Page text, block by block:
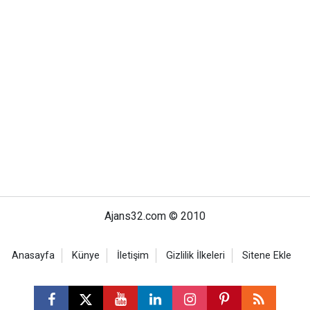
Ajans32.com © 2010
Anasayfa Künye İletişim Gizlilik İlkeleri Sitene Ekle